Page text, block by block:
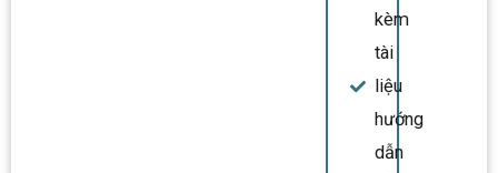
kèm
tài
liệu
hướng
dẫn